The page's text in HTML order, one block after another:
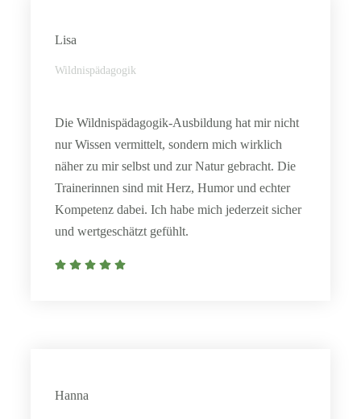
Lisa
Wildnispädagogik
Die Wildnispädagogik-Ausbildung hat mir nicht
nur Wissen vermittelt, sondern mich wirklich
näher zu mir selbst und zur Natur gebracht. Die
Trainerinnen sind mit Herz, Humor und echter
Kompetenz dabei. Ich habe mich jederzeit sicher
und wertgeschätzt gefühlt.
Hanna